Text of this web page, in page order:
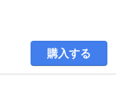
購入する